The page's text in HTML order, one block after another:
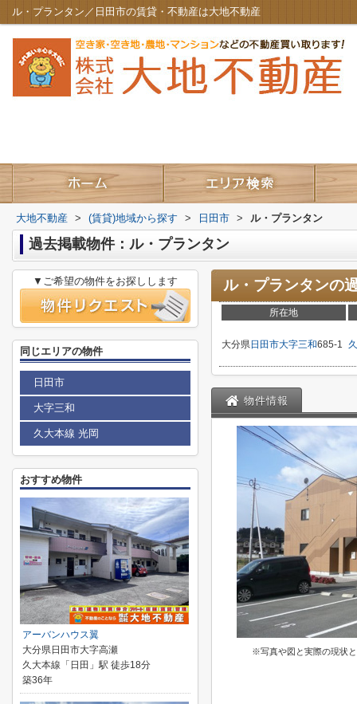
ル・プランタン／日田市の賃貸・不動産は大地不動産
大地不動産 > (賃貸)地域から探す > 日田市 > ル・プランタン
過去掲載物件：ル・プランタン
ル・プランタンの
所在地
大分県日田市大字三和685-1
物件情報
※写真や図と実際の現状
▼ご希望の物件をお探しします
同じエリアの物件
日田市
大字三和
久大本線 光岡
おすすめ物件
アーバンハウス翼
大分県日田市大字高瀬
久大本線「日田」駅 徒歩18分
築36年